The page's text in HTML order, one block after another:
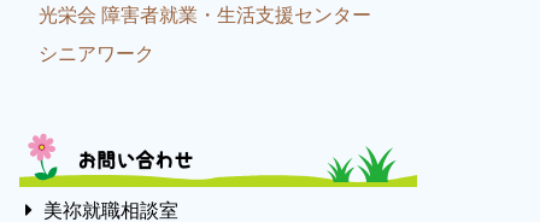
光栄会 障害者就業・生活支援センター
シニアワーク
お問い合わせ
美祢就職相談室